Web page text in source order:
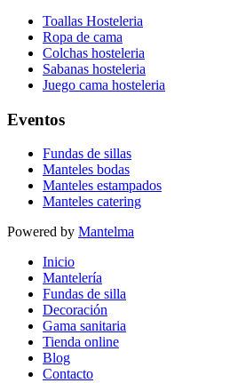
Toallas Hosteleria
Ropa de cama
Colchas hosteleria
Sabanas hosteleria
Juego cama hosteleria
Eventos
Fundas de sillas
Manteles bodas
Manteles estampados
Manteles catering
Powered by Mantelma
Inicio
Mantelería
Fundas de silla
Decoración
Gama sanitaria
Tienda online
Blog
Contacto